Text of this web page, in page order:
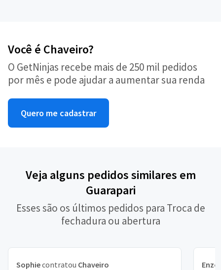
Você é Chaveiro?
O GetNinjas recebe mais de 250 mil pedidos
por mês e pode ajudar a aumentar sua renda
Quero me cadastrar
Veja alguns pedidos similares em
Guarapari
Esses são os últimos pedidos para Troca de
fechadura ou abertura
Sophiecontratou Chaveiro